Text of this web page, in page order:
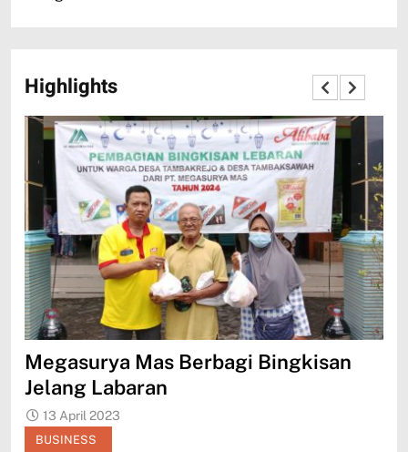
Highlights
Bingkisan
AE Shipping on a Roll